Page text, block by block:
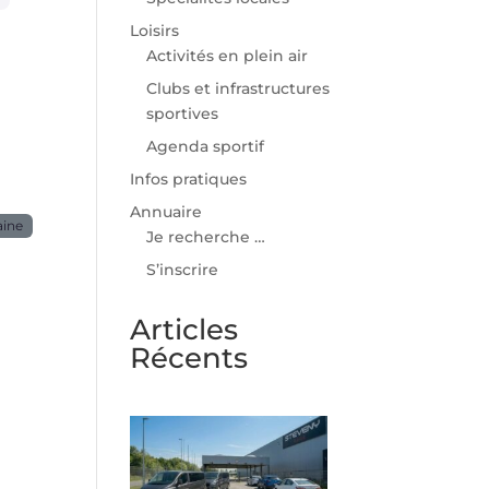
Loisirs
Activités en plein air
Clubs et infrastructures
sportives
Agenda sportif
Infos pratiques
Annuaire
Je recherche …
S’inscrire
Articles
Récents